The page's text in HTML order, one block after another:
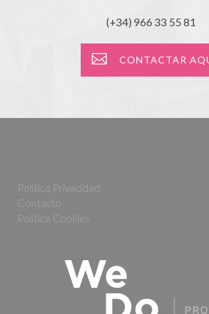
(+34) 966 33 55 81
CONTACTAR
Política Privacidad
Contacto
Política Cookies